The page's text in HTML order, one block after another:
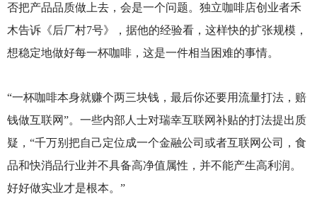
否把产品品质做上去，会是一个问题。独立咖啡店创业者禾
木告诉《后厂村7号》，据他的经验看，这样快的扩张规模，
想稳定地做好每一杯咖啡，这是一件相当困难的事情。
“一杯咖啡本身就赚个两三块钱，最后你还要用流量打法，赔
钱做互联网”。一些内部人士对瑞幸互联网补贴的打法提出质
疑，“千万别把自己定位成一个金融公司或者互联网公司，食
品和快消品行业并不具备高净值属性，并不能产生高利润。
好好做实业才是根本。”